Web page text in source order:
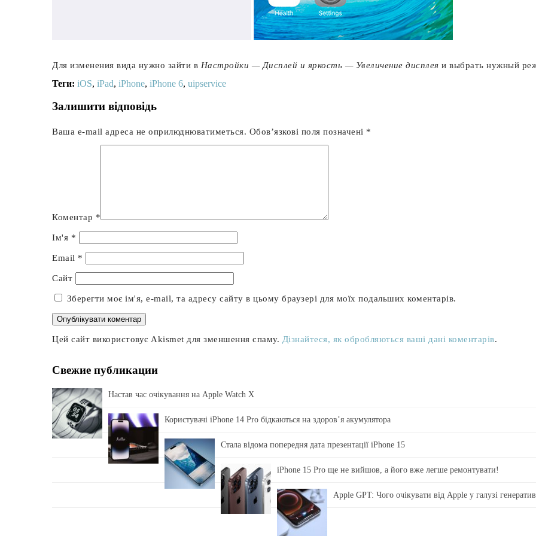
Для изменения вида нужно зайти в Настройки — Дисплей и яркость — Увеличение дисплея и выбрать нужный
Теги: iOS, iPad, iPhone, iPhone 6, uipservice
Залишити відповідь
Ваша e-mail адреса не оприлюднюватиметься. Обов’язкові поля позначені *
Коментар *
Ім'я *
Email *
Сайт
Зберегти моє ім'я, e-mail, та адресу сайту в цьому браузері для моїх подальших коментарів.
Цей сайт використовує Akismet для зменшення спаму. Дізнайтеся, як обробляються ваші дані коментарів.
Свежие публикации
Настав час очікування на Apple Watch X
Користувачі iPhone 14 Pro бідкаються на здоровʼя акумулятора
Стала відома попередня дата презентації iPhone 15
iPhone 15 Pro ще не вийшов, а його вже легше ремонтувати!
Apple GPT: Чого очікувати від Apple у галузі